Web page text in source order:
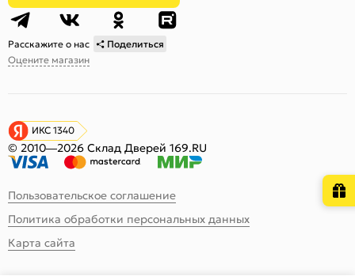
Расскажите о нас
Поделиться
Оцените магазин
ИКС 1340
© 2010—2026 Склад Дверей 169.RU
Пользовательское соглашение
Политика обработки персональных данных
Карта сайта